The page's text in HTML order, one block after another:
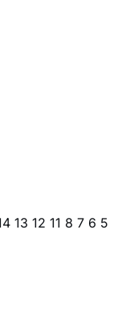
13 12 11 8 7 6 5